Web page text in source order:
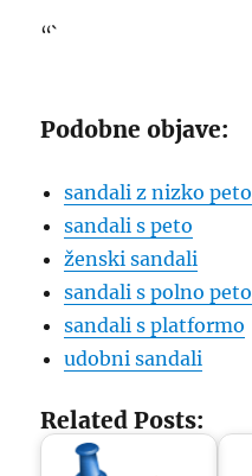
“`
Podobne objave:
sandali z nizko peto
sandali s peto
ženski sandali
sandali s polno peto
sandali s platformo
udobni sandali
Related Posts: